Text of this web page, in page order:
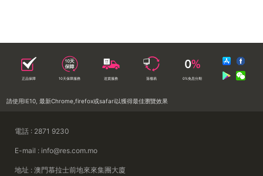
正品保障 10天保障服務 送貨服務 落樓易 0%免息分期
請使用IE10, 最新Chrome,firefox或safari以獲得最佳瀏覽效果
電話 : 2871 9230
E-mail : info@res.com.mo
地址 : 澳門慕拉士前地來來集團大廈